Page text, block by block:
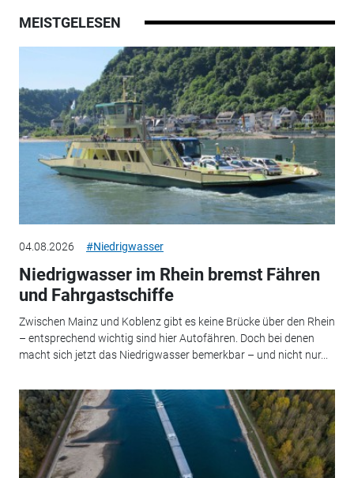
MEISTGELESEN
04.08.2026 #Niedrigwasser
Niedrigwasser im Rhein bremst Fähren
und Fahrgastschiffe
Zwischen Mainz und Koblenz gibt es keine Brücke über den Rhein
– entsprechend wichtig sind hier Autofähren. Doch bei denen
macht sich jetzt das Niedrigwasser bemerkbar – und nicht nur...